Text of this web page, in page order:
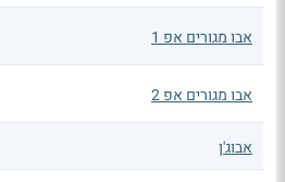
אבו מגורים אפ 1
אבו מגורים אפ 2
אבוג'ן